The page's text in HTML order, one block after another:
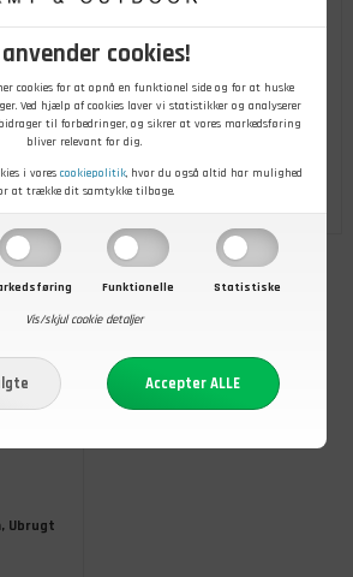
cookies!
cookies for at opnå en funktionel side og for at huske
Ved hjælp af cookies laver vi statistikker og analyserer
til forbedringer, og sikrer at vores markedsføring
bliver relevant for dig.
i vores cookiepolitik, hvor du også altid har mulighed
at trække dit samtykke tilbage.
Funktionelle
Statistiske
Vis/skjul cookie detaljer
35,00 DKK
Pincet 95 mm, HTK, SJBT 151,
1967, Ubrugt
På lager- Køb nu
Ubrugt